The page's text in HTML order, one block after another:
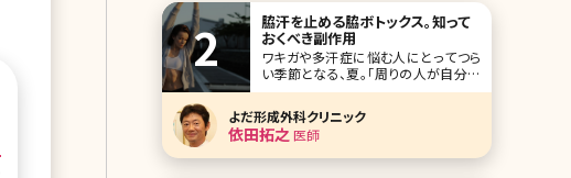
いね。
脇汗を止める脇ボトックス。知って
おくべき副作用
ワキガや多汗症に悩む人にとってつら
い季節となる、夏。「周りの人が自分の
ニオイに顔をしかめているような気が
する」「ただでさえ暑いこの時期、人前
に出たときにどっと汗が出て恥ずかし
い思いをするのではないか」こんな心
配をしている方も多いでしょう。 ワキガ
よだ形成外科クリニック
依田拓之 医師